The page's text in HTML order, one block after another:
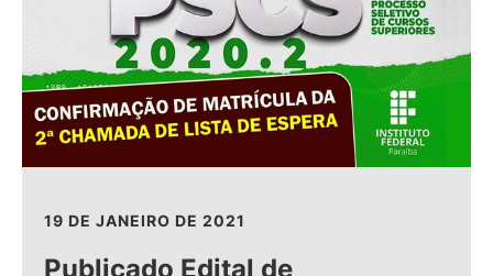
19 DE JANEIRO DE 2021
Publicado Edital de